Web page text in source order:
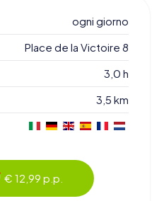
ogni giorno
Place de la Victoire 8
3,0 h
3,5 km
€ 12,99 p.p.